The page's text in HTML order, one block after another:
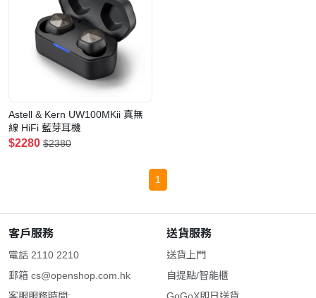
Astell & Kern UW100MKii 真無
線 HiFi 藍芽耳機
$2280 $2380
1
客戶服務
電話 2110 2210
郵箱 cs@openshop.com.hk
送貨服務
送貨上門
自提點/智能櫃